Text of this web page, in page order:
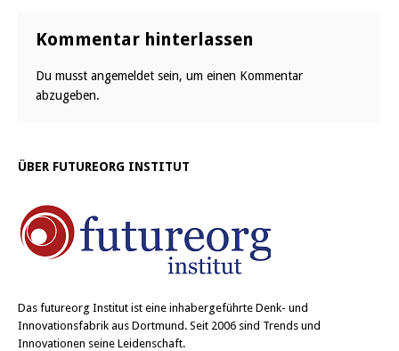
Kommentar hinterlassen
Du musst angemeldet sein, um einen Kommentar
abzugeben.
ÜBER FUTUREORG INSTITUT
Das futureorg Institut ist eine inhabergeführte Denk- und
Innovationsfabrik aus Dortmund. Seit 2006 sind Trends und
Innovationen seine Leidenschaft.